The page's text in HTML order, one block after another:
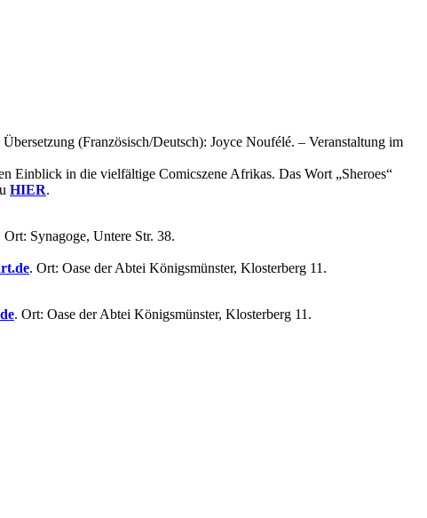
(Französisch/Deutsch): Joyce Noufélé. – Veranstaltung im
Einblick in die vielfältige Comicszene Afrikas. Das Wort „Sheroes“
HIER.
Ort: Synagoge, Untere Str. 38.
. Ort: Oase der Abtei Königsmünster, Klosterberg 11.
. Ort: Oase der Abtei Königsmünster, Klosterberg 11.